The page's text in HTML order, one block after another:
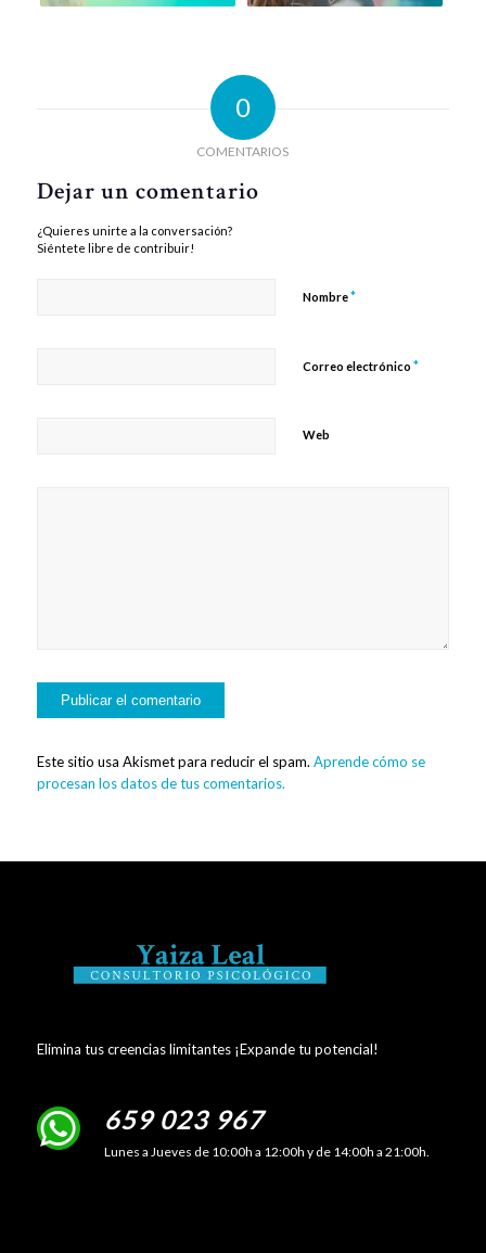
0
COMENTARIOS
Dejar un comentario
¿Quieres unirte a la conversación?
Siéntete libre de contribuir!
Nombre*
Correo electrónico *
Web
Este sitio usa Akismet para reducir el spam. Aprende cómo se
procesan los datos de tus comentarios.
Elimina tus creencias limitantes ¡Expande tu potencial!
659 023 967
Lunes a Jueves de 10:00h a 12:00h y de 14:00h a 21:00h.